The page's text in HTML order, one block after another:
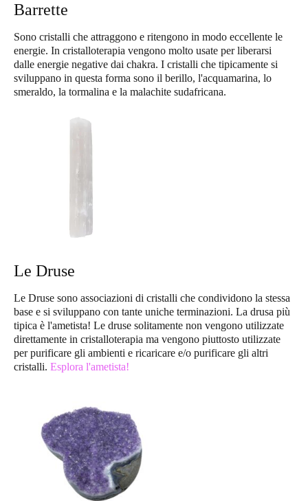
Barrette
Sono cristalli che attraggono e ritengono in modo eccellente le
energie. In cristalloterapia vengono molto usate per liberarsi
dalle energie negative dai chakra. I cristalli che tipicamente si
sviluppano in questa forma sono il berillo, l'acquamarina, lo
smeraldo, la tormalina e la malachite sudafricana.
Le Druse
Le Druse sono associazioni di cristalli che condividono la stessa
base e si sviluppano con tante uniche terminazioni. La drusa più
tipica è l'ametista! Le druse solitamente non vengono utilizzate
direttamente in cristalloterapia ma vengono piuttosto utilizzate
per purificare gli ambienti e ricaricare e/o purificare gli altri
cristalli. Esplora l'ametista!